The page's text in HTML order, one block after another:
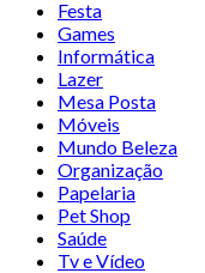
Festa
Games
Informática
Lazer
Mesa Posta
Móveis
Mundo Beleza
Organização
Papelaria
Pet Shop
Saúde
Tv e Vídeo